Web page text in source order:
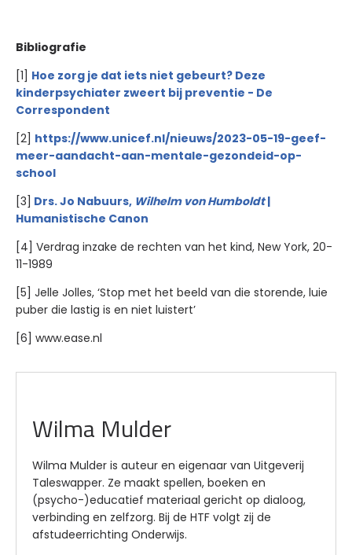
Bibliografie
[1] Hoe zorg je dat iets niet gebeurt? Deze
kinderpsychiater zweert bij preventie - De
Correspondent
[2] https://www.unicef.nl/nieuws/2023-05-19-geef-
meer-aandacht-aan-mentale-gezondeid-op-
school
[3] Drs. Jo Nabuurs, Wilhelm von Humboldt|
Humanistische Canon
[4] Verdrag inzake de rechten van het kind, New York, 20-
11-1989
[5] Jelle Jolles, ‘Stop met het beeld van die storende, luie
puber die lastig is en niet luistert’
[6] www.ease.nl
Wilma Mulder
Wilma Mulder is auteur en eigenaar van Uitgeverij
Taleswapper. Ze maakt spellen, boeken en
(psycho-)educatief materiaal gericht op dialoog,
verbinding en zelfzorg. Bij de HTF volgt zij de
afstudeerrichting Onderwijs.